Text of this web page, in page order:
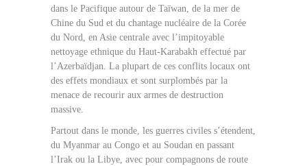
dans le Pacifique autour de Taïwan, de la mer de
Chine du Sud et du chantage nucléaire de la Corée
du Nord, en Asie centrale avec l’impitoyable
nettoyage ethnique du Haut-Karabakh effectué par
l’Azerbaïdjan. La plupart de ces conflits locaux ont
des effets mondiaux et sont surplombés par la
menace de recourir aux armes de destruction
massive.
Partout dans le monde, les guerres civiles s’étendent,
du Myanmar au Congo et au Soudan en passant
l’Irak ou la Libye, avec pour compagnons de route